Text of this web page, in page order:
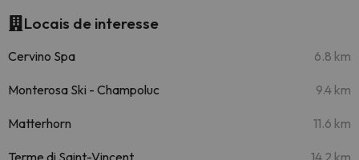
Locais de interesse
Cervino Spa 6.8 km
Monterosa Ski - Champoluc 9.4 km
Matterhorn 11.6 km
Terme di Saint-Vincent 14.2 km